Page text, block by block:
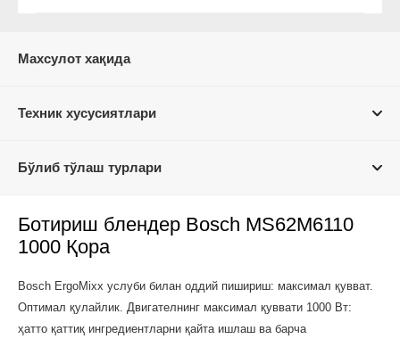
Махсулот хақида
Техник хусусиятлари
Бўлиб тўлаш турлари
Ботириш блендер Bosch MS62M6110
1000 Қора
Bosch ErgoMixx услуби билан оддий пишириш: максимал қувват.
Оптимал қулайлик. Двигателнинг максимал қуввати 1000 Вт:
ҳатто қаттиқ ингредиентларни қайта ишлаш ва барча